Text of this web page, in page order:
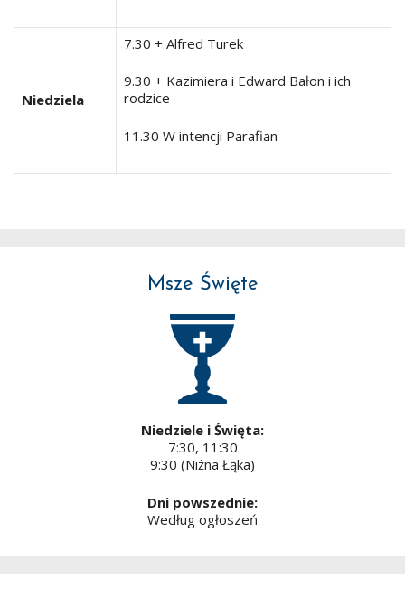
Niedziela
7.30 + Alfred Turek
9.30 + Kazimiera i Edward Bałon i ich
rodzice
11.30 W intencji Parafian
Msze Święte
Niedziele i Święta:
7:30, 11:30
9:30 (Niżna Łąka)
Dni powszednie:
Według ogłoszeń